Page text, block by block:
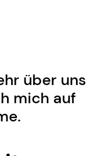
über uns
mich auf